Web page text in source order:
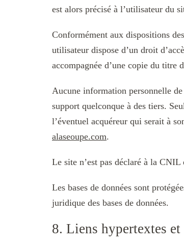
est alors précisé à l’utilisateur du
Conformément aux dispositions
utilisateur dispose d’un droit
accompagnée d’une copie du titre
Aucune information personnelle
support quelconque à des tiers.
l’éventuel acquéreur qui serait à
alaseoupe.com.
Le site n’est pas déclaré à la
Les bases de données sont
juridique des bases de données.
8. Liens hypertextes et